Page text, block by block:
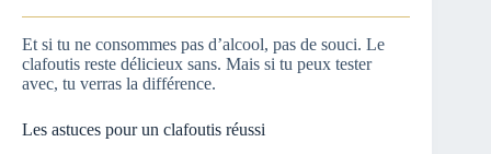
Et si tu ne consommes pas d’alcool, pas de souci. Le
clafoutis reste délicieux sans. Mais si tu peux tester
avec, tu verras la différence.
Les astuces pour un clafoutis réussi